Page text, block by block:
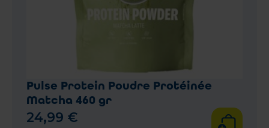
Pulse Protein Poudre Protéinée
Matcha 460 gr
24,99 €